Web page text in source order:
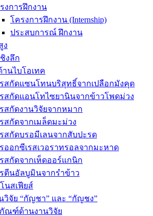
งการฝึกงาน
โครงการฝึกงาน (Internship)
ประสบการณ์ ฝึกงาน
ง
งลึก
านไบโอเทค
สกัดแซนโทนบริสุทธิ์จากเปลือกมังคุด
สกัดแอนโทไซยานินจากข้าวโพดม่วง
สกัดงานวิจัยจากหมาก
สกัดจากเมล็ดมะม่วง
สกัดบรอมีเลนจากสับปะรด
ออกซีเรสเวอราทรอลจากมะหาด
สกัดจากเห็ดออร์แกนิก
ตีนอัลบูมินจากรำข้าว
นสเฟียส์
วิจัย “กัญชา” และ “กัญชง”
ณฑ์ด้านงานวิจัย